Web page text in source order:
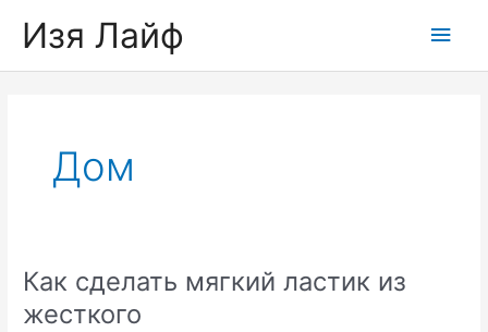
Изя Лайф
Main
Дом
Как сделать мягкий ластик из
жесткого